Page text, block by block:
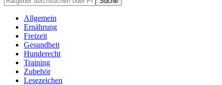
Allgemein
Ernährung
Freizeit
Gesundheit
Hunderecht
Training
Zubehör
Lesezeichen